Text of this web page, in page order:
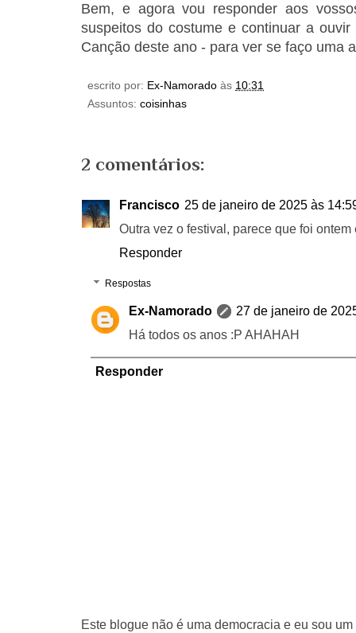
Bem, e agora vou responder aos
suspeitos do costume e continuar a
Canção deste ano - para ver se faço uma
escrito por: Ex-Namorado às 10:31
Assuntos: coisinhas
2 comentários:
Francisco 25 de janeiro de 2025 às
Outra vez o festival, parece que foi
Responder
Respostas
Ex-Namorado
27 de janeiro de
Há todos os anos :P AHAHAH
Responder
Este blogue não é uma democracia e eu sou